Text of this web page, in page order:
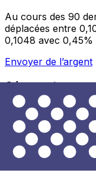
Au cours des 90
déplacées entre
0,1048 avec 0,45%
Envoyer de l’argent
Gérez votre
êtes en
L'application Xe
nécessaires pour
et la gestion de
programmez des
l'argent à l'étranger